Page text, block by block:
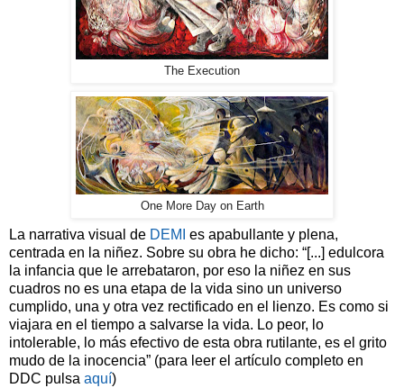
The Execution
One More Day on Earth
La narrativa visual de DEMI es apabullante y plena,
centrada en la niñez. Sobre su obra he dicho: “[...] edulcora
la infancia que le arrebataron, por eso la niñez en sus
cuadros no es una etapa de la vida sino un universo
cumplido, una y otra vez rectificado en el lienzo. Es como si
viajara en el tiempo a salvarse la vida. Lo peor, lo
intolerable, lo más efectivo de esta obra rutilante, es el grito
mudo de la inocencia” (para leer el artículo completo en
DDC pulsa aquí)